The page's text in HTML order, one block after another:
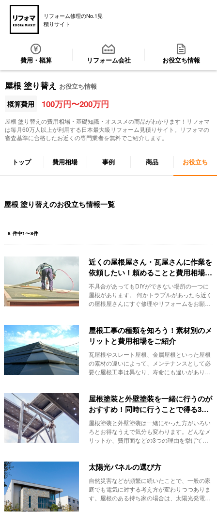
リフォーム修理のNo.1見
積りサイト
費用・概算 リフォーム会社 お役立ち情報
屋根 塗り替え お役立ち情報
概算費用 100万円〜200万円
屋根 塗り替え の費用相場・基礎知識・オススメの商品がわかります！リフォマ
は毎月60万人以上が利用する日本最大級リフォーム見積りサイト。リフォマの
審査基準に合格したお近くの専門業者を無料でご紹介します。
トップ 費用相場 事例 商品 お役立ち
屋根 塗り替えのお役立ち情報一覧
8 件中1〜8件
近くの屋根屋さん・瓦屋さんに作業を
依頼したい！頼めることと費用相場を
ご紹介
不具合があってもDIYができない場所の一つに
屋根があります。 何かトラブルがあったら近く
の屋根屋さんにすぐ修理やリフォームをお願い
屋根工事の種類を知ろう！素材別のメ
リットと費用相場をご紹介
瓦屋根やスレート屋根、金属屋根といった屋根
の素材の違いによって、メンテナンスとして必
要な屋根工事は異なり、寿命にも違いがありま
屋根塗装と外壁塗装を一緒に行うのが
おすすめ！同時に行うことで得る3つ
のメリット
屋根塗装と外壁塗装は一緒にやった方がいろい
ろとお得なうえで気分も変わります。どんなメ
リットか、費用面などの3つの理由を挙げて説
太陽光パネルの選び方
自然災害などが頻繁に続いたことで、一般の家
庭でも電気に対する考え方が変わりつつありま
す。屋根のある持ち家の場合は、太陽光発電を